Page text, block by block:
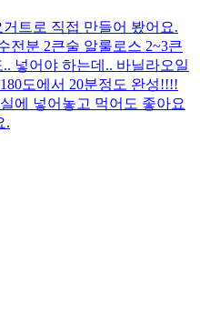
트로 직접 만들어 봤어요.
전분 2큰술 알룰로스 2~3큰
넣어야 하는데.. 바닐라오일
도에서 20분정도 완성!!!!
에 넣어놓고 먹어도 좋아요
.